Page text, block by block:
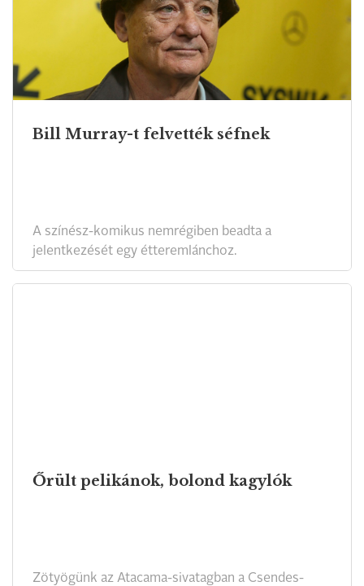
Bill Murray-t felvették séfnek
A színész-komikus nemrégiben beadta a
jelentkezését egy étteremlánchoz.
Őrült pelikánok, bolond kagylók
Zötyögünk az Atacama-sivatagban a Csendes-